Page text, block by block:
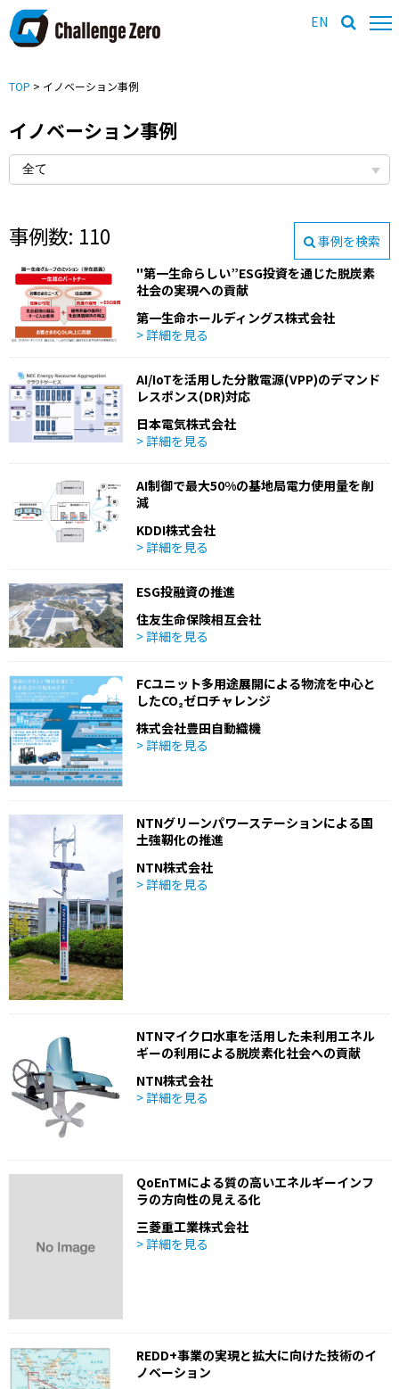
EN
TOP > イノベーション事例
イノベーション事例
事例数: 110
事例を検索
"第一生命らしい”ESG投資を通じた脱炭素
社会の実現への貢献
第一生命ホールディングス株式会社
> 詳細を見る
AI/IoTを活用した分散電源(VPP)のデマンド
レスポンス(DR)対応
日本電気株式会社
> 詳細を見る
AI制御で最大50%の基地局電力使用量を削
減
KDDI株式会社
> 詳細を見る
ESG投融資の推進
住友生命保険相互会社
> 詳細を見る
FCユニット多用途展開による物流を中心と
したCO₂ゼロチャレンジ
株式会社豊田自動織機
> 詳細を見る
NTNグリーンパワーステーションによる国
土強靭化の推進
NTN株式会社
> 詳細を見る
NTNマイクロ水車を活用した未利用エネル
ギーの利用による脱炭素化社会への貢献
NTN株式会社
> 詳細を見る
QoEnTMによる質の高いエネルギーインフ
ラの方向性の見える化
三菱重工業株式会社
> 詳細を見る
REDD+事業の実現と拡大に向けた技術のイ
ノベーション